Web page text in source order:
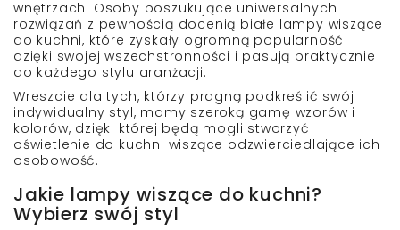
wnętrzach. Osoby poszukujące uniwersalnych
rozwiązań z pewnością docenią białe lampy wiszące
do kuchni, które zyskały ogromną popularność
dzięki swojej wszechstronności i pasują praktycznie
do każdego stylu aranżacji.
Wreszcie dla tych, którzy pragną podkreślić swój
indywidualny styl, mamy szeroką gamę wzorów i
kolorów, dzięki której będą mogli stworzyć
oświetlenie do kuchni wiszące odzwierciedlające ich
osobowość.
Jakie lampy wiszące do kuchni?
Wybierz swój styl